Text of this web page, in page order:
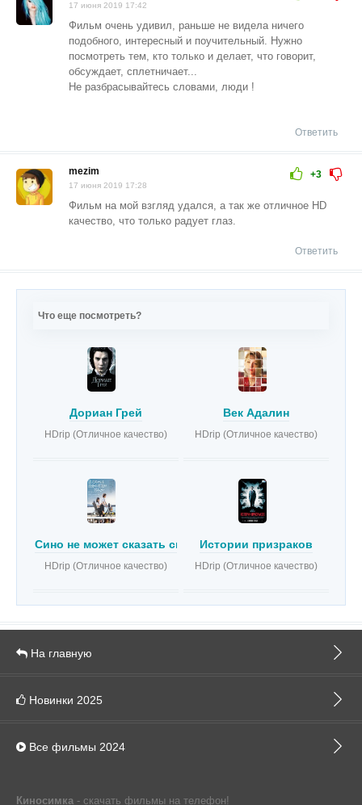
17 июня 2019 17:42
Фильм очень удивил, раньше не видела ничего
подобного, интересный и поучительный. Нужно
посмотреть тем, кто только и делает, что говорит,
обсуждает, сплетничает...
Не разбрасывайтесь словами, люди !
Ответить
+3
mezim
17 июня 2019 17:28
Фильм на мой взгляд удался, а так же отличное HD
качество, что только радует глаз.
Ответить
Что еще посмотреть?
Дориан Грей
HDrip (Отличное качество)
Век Адалин
HDrip (Отличное качество)
Сино не может сказать своё имя
HDrip (Отличное качество)
Истории призраков
HDrip (Отличное качество)
На главную
Новинки 2025
Все фильмы 2024
Киносимка - скачать фильмы на телефон!